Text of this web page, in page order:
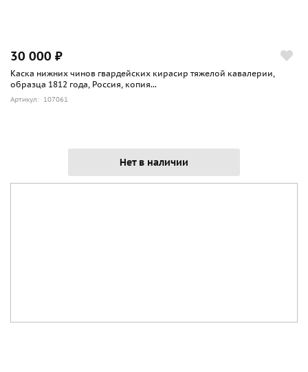
30 000 ₽
Каска нижних чинов гвардейских кирасир тяжелой кавалерии,
образца 1812 года, Россия, копия...
Артикул: 107061
Нет в наличии